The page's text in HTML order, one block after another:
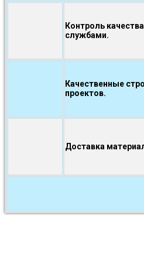
Контроль
службами.
Качественные
проектов.
Доставка